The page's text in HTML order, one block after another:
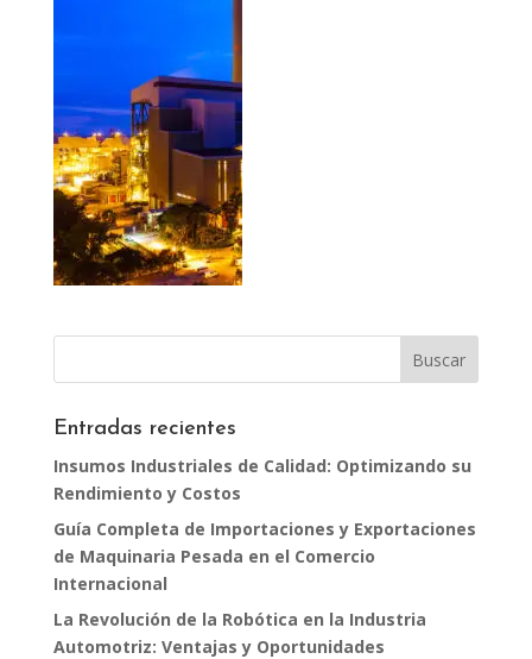
Entradas recientes
Insumos Industriales de Calidad: Optimizando su
Rendimiento y Costos
Guía Completa de Importaciones y Exportaciones
de Maquinaria Pesada en el Comercio
Internacional
La Revolución de la Robótica en la Industria
Automotriz: Ventajas y Oportunidades